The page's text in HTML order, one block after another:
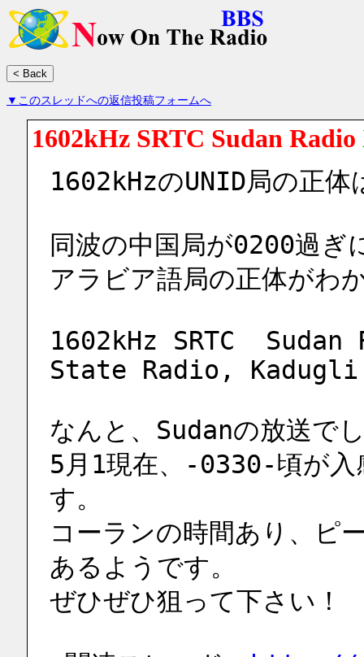
▼このスレッドへの返信投稿フォームへ
1602kHz SRTC Sudan Radio
1602kHzのUNID局の正体
同波の中国局が0200過ぎ
アラビア語局の正体がわ
1602kHz SRTC
State Radio, Kadugli
なんと、Sudanの放送で
5月1現在、-0330-頃が入
す。
コーランの時間あり、ピ
あるようです。
ぜひぜひ狙って下さい！